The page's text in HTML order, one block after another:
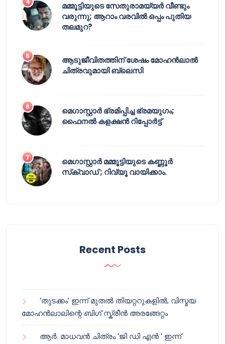
മമ്മൂട്ടിയുടെ സേതുരാമയ്യർ വീണ്ടും
വരുന്നു; ആറാം വരവിൽ ഒപ്പം പുതിയ
തലമുറ?
ആടുജീവിതത്തിന് ശേഷം മോഹൻലാൽ
ചിത്രവുമായി ബ്ലെസി
മെഗാസ്റ്റാർ ഭ്രമിപ്പിച്ച ഭ്രമയുഗം;
ഫൈനൽ കളക്ഷൻ റിപ്പോർട്ട്
മെഗാസ്റ്റാർ മമ്മൂട്ടിയുടെ കണ്ണൂർ
സ്‌ക്വാഡ് ; റിവ്യൂ വായിക്കാം.
Recent Posts
‘തുടക്കം’ ഇന്ന് മുതൽ തിയറ്ററുകളിൽ; വിസ്മയ
മോഹൻലാലിന്റെ ബിഗ് സ്ക്രീൻ അരങ്ങേറ്റം
ആർ. മാധവൻ ചിത്രം ‘ജി ഡി എൻ ‘ ഇന്ന്